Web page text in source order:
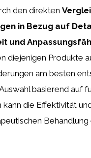
den direkten
in Bezug auf
und
diejenigen Produkte
am besten
basierend auf
kann die Effektivität
Behandlung